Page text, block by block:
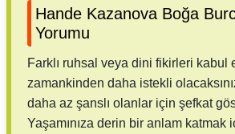
Hande Kazanova Boğa
Yorumu
Farklı ruhsal veya dini fikirleri kabul
zamankinden daha istekli
daha az şanslı olanlar için şefkat
Yaşamınıza derin bir anlam katmak